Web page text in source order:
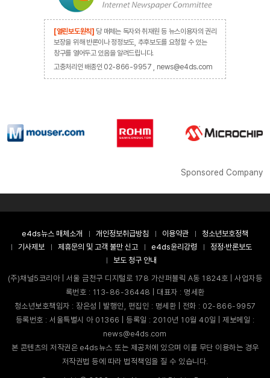
[열린보도원칙] 당 매체는 독자와 취재원 등 뉴스이용자의 권리
보장을 위해 반론이나 정정보도, 추후보도를 요청할 수 있는
창구를 열어두고 있음을 알려드립니다.
고충처리인 배종인 02-866-9957 , news@e4ds.com
Sponsored Company
e4ds뉴스 매체소개 개인정보취급방침 이용약관
청소년보호정책
기사제보
제휴문의 및 고객 불만 신고 e4ds윤리강령
정정·반론보도
보도 청구 안내
(주)채널5코리아 | 서울 금천구 디지털로 178 가산퍼블릭 A동 1824호 | 사업자등
록번호 : 113-86-36448 | 대표자 : 명세환
청소년보호책임자 : 장은성 | 발행인, 편집인 : 명세환 | 전화 : 02-866-9957
등록번호 : 서울특별시 아 01366 | 등록일 : 2010년 10월 40일 | 제보메일 :
news@e4ds.com
본 콘텐츠의 저작권은 e4ds뉴스 또는 제공처에 있으며 이를 무단 이용하는 경우
저작권법 등에 따라 법적책임을 질 수 있습니다.